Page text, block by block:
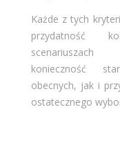
Każde z tych
przydatność
scenariuszach
konieczność
obecnych, jak i
ostatecznego